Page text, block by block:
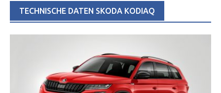
TECHNISCHE DATEN SKODA KODIAQ